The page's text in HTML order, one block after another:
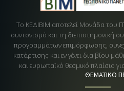
Το ΚΕΔΙΒΙΜ αποτελεί Μονάδα του
συντονισμό και τη διεπιστημονική
προγραμμάτων επιμόρφωσης,
κατάρτισης και εν γένει δια βίου
και ευρωπαϊκό θεσμικό πλαίσιο
ΘΕΜΑΤΙΚΟ